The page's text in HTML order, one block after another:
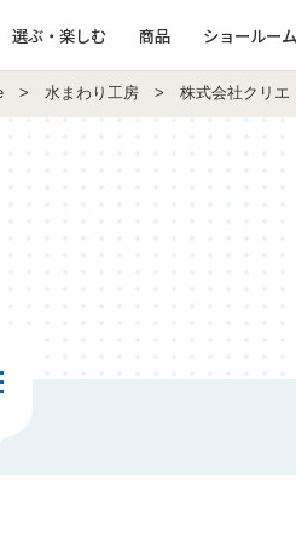
選ぶ・楽しむ 商品 ショールー
> 水まわり工房 > 株式会社クリエ